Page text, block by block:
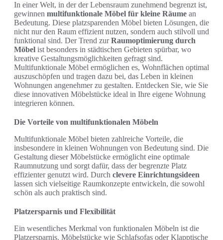
In einer Welt, in der der Lebensraum zunehmend begrenzt ist,
gewinnen multifunktionale Möbel für kleine Räume an
Bedeutung. Diese platzsparenden Möbel bieten Lösungen, die
nicht nur den Raum effizient nutzen, sondern auch stilvoll und
funktional sind. Der Trend zurRaumoptimierung durch
Möbel ist besonders in städtischen Gebieten spürbar, wo
kreative Gestaltungsmöglichkeiten gefragt sind.
Multifunktionale Möbel ermöglichen es, Wohnflächen optimal
auszuschöpfen und tragen dazu bei, das Leben in kleinen
Wohnungen angenehmer zu gestalten. Entdecken Sie, wie Sie
diese innovativen Möbelstücke ideal in Ihre eigene Wohnung
integrieren können.
Die Vorteile von multifunktionalen Möbeln
Multifunktionale Möbel bieten zahlreiche Vorteile, die
insbesondere in kleinen Wohnungen von Bedeutung sind. Die
Gestaltung dieser Möbelstücke ermöglicht eine optimale
Raumnutzung und sorgt dafür, dass der begrenzte Platz
effizienter genutzt wird. Durch clevere Einrichtungsideen
lassen sich vielseitige Raumkonzepte entwickeln, die sowohl
schön als auch praktisch sind.
Platzersparnis und Flexibilität
Ein wesentliches Merkmal von funktionalen Möbeln ist die
Platzersparnis. Möbelstücke wie Schlafsofas oder Klapptische